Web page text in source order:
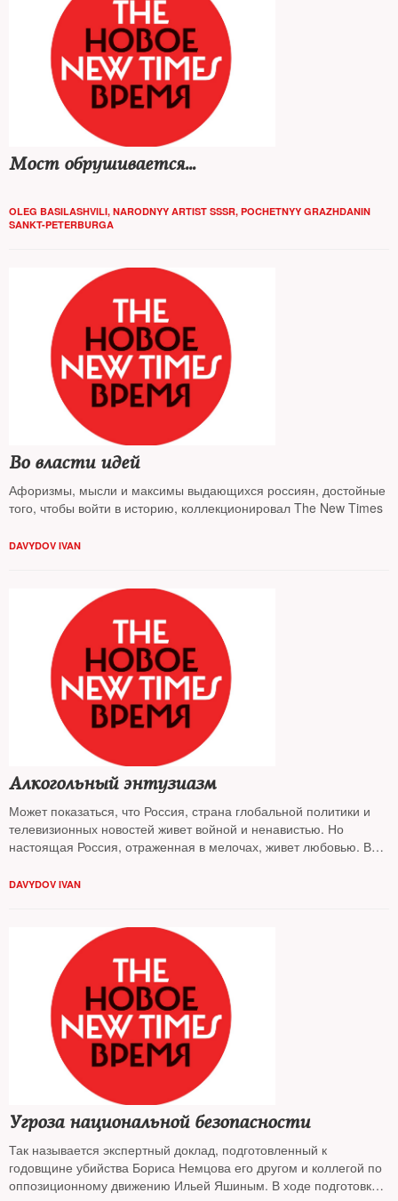
Мост обрушивается…
OLEG BASILASHVILI, NARODNYY ARTIST SSSR, POCHETNYY GRAZHDANIN
SANKT-PETERBURGA
Во власти идей
Афоризмы, мысли и максимы выдающихся россиян, достойные
того, чтобы войти в историю, коллекционировал The New Times
DAVYDOV IVAN
Алкогольный энтузиазм
Может показаться, что Россия, страна глобальной политики и
телевизионных новостей живет войной и ненавистью. Но
настоящая Россия, отраженная в мелочах, живет любовью. В
алкоголю
DAVYDOV IVAN
Угроза национальной безопасности
Так называется экспертный доклад, подготовленный к
годовщине убийства Бориса Немцова его другом и коллегой по
оппозиционному движению Ильей Яшиным. В ходе подготовки